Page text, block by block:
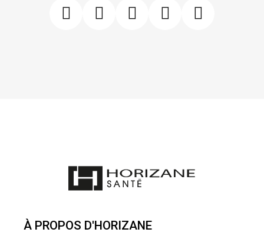
À PROPOS D'HORIZANE